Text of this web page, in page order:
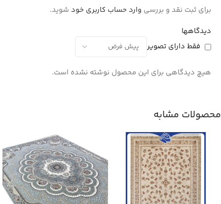
دیدگاهها
فقط دارای تصویر
هیچ دیدگاهی برای این محصول نوشته نشده است.
برای ثبت نقد و بررسی وارد حساب کاربری خود شوید.
محصولات مشابه